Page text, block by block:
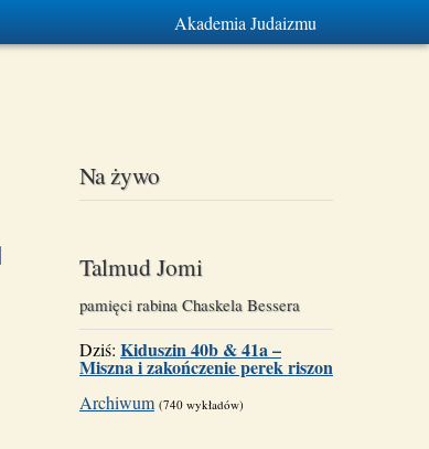
Akademia Judaizmu
Na żywo
Talmud Jomi
pamięci rabina Chaskela Bessera
Dziś: Kiduszin 40b & 41a –
Miszna i zakończenie perek riszon
Archiwum (740 wykładów)